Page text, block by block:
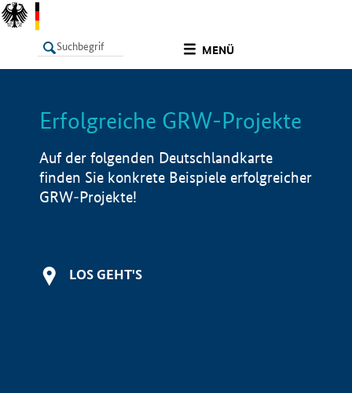
MENÜ
LISTE Info
Erfolgreiche GRW-Projekte
Auf der folgenden Deutschlandkarte
finden Sie konkrete Beispiele erfolgreicher
GRW-Projekte!
LOS GEHT'S